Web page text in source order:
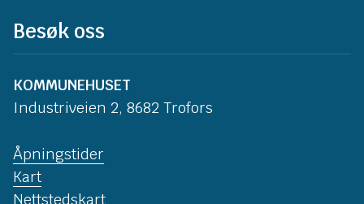
Besøk oss
KOMMUNEHUSET
Industriveien 2, 8682 Trofors
Åpningstider
Kart
Nettstedskart